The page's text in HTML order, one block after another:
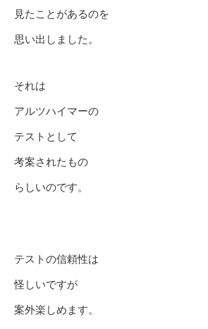
見たことがあるのを
思い出しました。
それは
アルツハイマーの
テストとして
考案されたもの
らしいのです。
テストの信頼性は
怪しいですが
案外楽しめます。